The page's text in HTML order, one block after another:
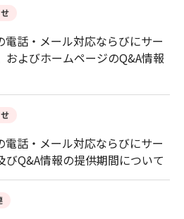
電話・メール対応ならびにサー
およびホームページのQ&A情報
電話・メール対応ならびにサー
びQ&A情報の提供期間について